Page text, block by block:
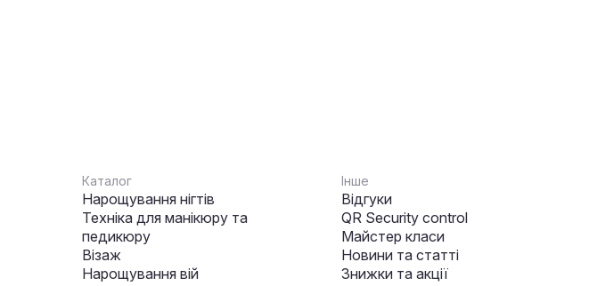
Каталог
Нарощування нігтів
Техніка для манікюру та
педикюру
Візаж
Нарощування вій
Інше
Відгуки
QR Security control
Майстер класи
Новини та статті
Знижки та акції